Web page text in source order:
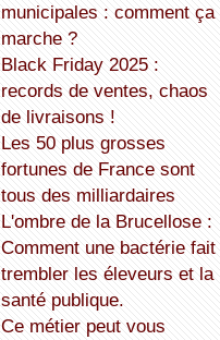
municipales : comment ça
marche ?
Black Friday 2025 :
records de ventes, chaos
de livraisons !
Les 50 plus grosses
fortunes de France sont
tous des milliardaires
L'ombre de la Brucellose :
Comment une bactérie fait
trembler les éleveurs et la
santé publique.
Ce métier peut vous